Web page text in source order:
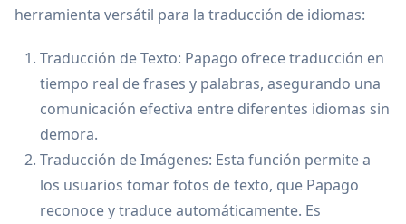
herramienta versátil para la traducción de idiomas:
Traducción de Texto: Papago ofrece traducción en
tiempo real de frases y palabras, asegurando una
comunicación efectiva entre diferentes idiomas sin
demora.
Traducción de Imágenes: Esta función permite a
los usuarios tomar fotos de texto, que Papago
reconoce y traduce automáticamente. Es